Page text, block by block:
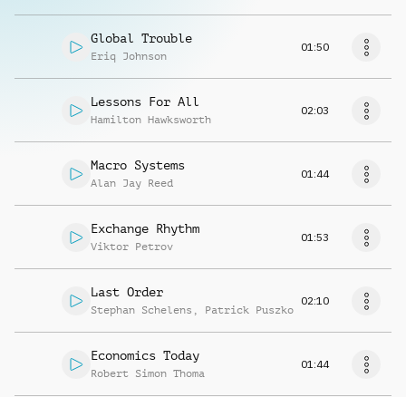
Global Trouble
Eriq Johnson
01:50
Lessons For All
Hamilton Hawksworth
02:03
Macro Systems
Alan Jay Reed
01:44
Exchange Rhythm
Viktor Petrov
01:53
Last Order
Stephan Schelens , Patrick Puszko
02:10
Economics Today
Robert Simon Thoma
01:44